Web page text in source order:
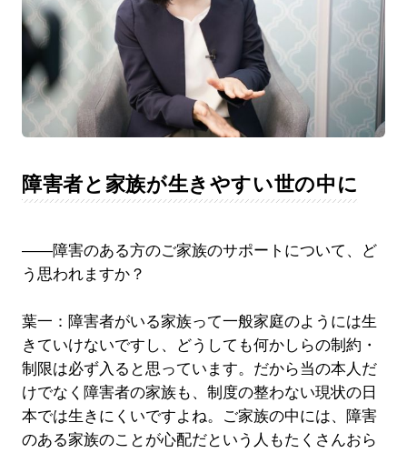
障害者と家族が生きやすい世の中に
――障害のある方のご家族のサポートについて、ど
う思われますか？
葉一：障害者がいる家族って一般家庭のようには生
きていけないですし、どうしても何かしらの制約・
制限は必ず入ると思っています。だから当の本人だ
けでなく障害者の家族も、制度の整わない現状の日
本では生きにくいですよね。ご家族の中には、障害
のある家族のことが心配だという人もたくさんおら